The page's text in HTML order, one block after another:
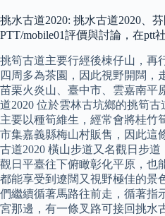
挑水古道2020: 挑水古道2020、
PTT/mobile01評價與討論，在ptt
挑筍古道主要行經後棟仔山，再
四周多為茶園，因此視野開闊，
苗栗火炎山、臺中市、雲嘉南平
道2020 位於雲林古坑鄉的挑筍
主要以種筍維生，經常會將桂竹
市集嘉義縣梅山村販售，因此這
古道2020 橫山步道又名觀日步
觀日平臺往下俯瞰彰化平原，也
都能享受到遼闊又視野極佳的景
們繼續循著馬路往前走，循著指
宮那邊，有一條叉路可接回挑水